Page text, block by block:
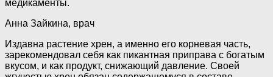
медикаменты.
Анна Зайкина, врач
Издавна растение хрен, а именно его корневая часть,
зарекомендовал себя как пикантная приправа с богатым
вкусом, и как продукт, снижающий давление. Своей